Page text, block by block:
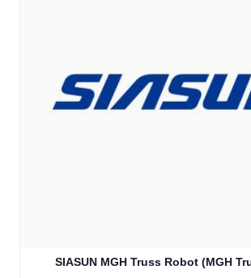
SIASUN MGH Truss Robot (MGH